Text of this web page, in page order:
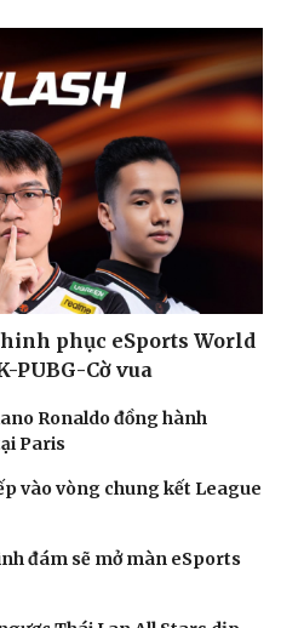
thức chọn trên hệ
đúng đối tượng, đúng ngữ
phục eSports World